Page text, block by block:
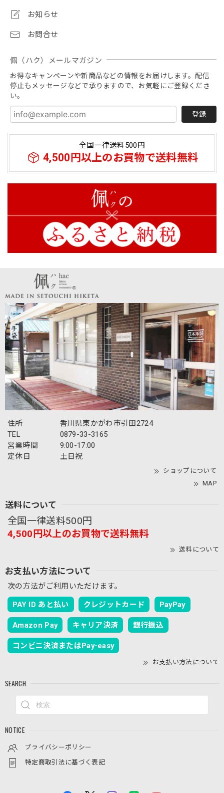
お知らせ
お問合せ
佩（ハク）メールマガジン
お得なキャンペーンや新商品などの情報をお届けします。配信
停止もメッセージなどで承りますので、お気軽にご登録くださ
い。
登録
全国一律送料500円
4,500円以上のお買物で送料無料
一同大変嬉しく励みになります。 連日厳しい暑
愛いただき、おでかけの際にお役に立てれば幸
2026/07/21
商品について 総合～とても満足 ・キジトラの子猫の刺繍～
文句なくかわいいの一言に尽きる この暑さにもかかわら
ず、外出のテンション爆上がり ・機能～ＵＶ対応 ・綿
100％～肌に触れる感触は心地よい ※絹製品と今後
比較検討する予定、ポリエステルなど化繊は除外 ・50㎝の
長さが丁度良い、親指がはいるのでずれにくい ・早速な対
応～入金→即、貴社より入金確認、発送のメール→商品到着
私の実家が東かがわ市三本松にあり、数年前に家じまいをす
るまで、 40年以上、毎年香川に帰省しておりました。 引田
のほうもよくドライブし 白鳥のてぶくろ会館で手袋などを
買っていましたが 貴社のことは全く知りませんでした。 同
封のパンフレットも見せていただきましたが、 そういえば
懐かしい故郷で、 手袋という資源を使って、面白い商品をこ
れからもどん作ってください。 水主にあるお墓参りに行く
ときは、ぜひお店にお伺いします。 取り急ぎ お礼まで
最高評価と心温まるメッセージをいただき、誠
にありがとうございます！ キジトラ刺繍や着用
感、さらには迅速な対応にご満足いただけて大
変嬉しく存じます。外出時の気分を上げるお手
伝いができ、職人冥利に尽きます。 また、ご実
家や白鳥・引田、内職のお話など、東かがわ市
の手袋産業にまつわる懐かしい思い出をお聞か
せいただき、胸が熱くなりました。手袋の街の
歴史を支えてくださった地域の方々への感謝を
改めて感じております。 故郷の地から、これか
らも喜んでいただけるモノづくりを続けてまい
ります。お墓参りで香川にお越しの際は、ぜひ
お気軽にお立ち寄りくださいませ。お会いでき
モカ（茶）
2026/07/20
ブラックレース
2026/07/19
キジトラの刺繡がとてもかわいいのに加えてレースのアーム
カバーはとてもおしゃれで、空調が効きすぎた電車内や室内
でも使いやすく大変気に入りました。
ご評価ありがとうございます！ キジトラの刺繍
やレースのデザインを「おしゃれ」と気に入っ
よりでございます。 これからの季節もぜひたく
さんご活用いただけますと幸いです。
ブラック（黒）
猫好きです！猫の刺繍がとても可愛いいです！ネットでこの
住所
香川県東かがわ市引田2724
TEL
0879-33-3165
営業時間
9:00-17:00
定休日
土日祝
ショップについて
MAP
送料について
全国一律送料500円
4,500円以上のお買物で送料無料
送料について
お支払い方法について
次の方法がご利用いただけます。
PAY ID あと払い クレジットカード PayPay
Amazon Pay キャリア決済 銀行振込
コンビニ決済またはPay-easy
お支払い方法について
SEARCH
NOTICE
プライバシーポリシー
特定商取引法に基づく表記